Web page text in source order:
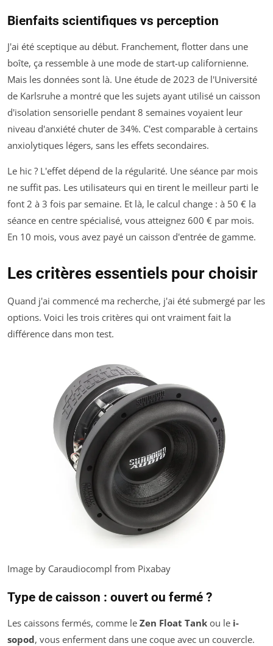
Bienfaits scientifiques vs perception
J'ai été sceptique au début. Franchement, flotter dans une
boîte, ça ressemble à une mode de start-up californienne.
Mais les données sont là. Une étude de 2023 de l'Université
de Karlsruhe a montré que les sujets ayant utilisé un caisson
d'isolation sensorielle pendant 8 semaines voyaient leur
niveau d'anxiété chuter de 34%. C'est comparable à certains
anxiolytiques légers, sans les effets secondaires.
Le hic ? L'effet dépend de la régularité. Une séance par mois
ne suffit pas. Les utilisateurs qui en tirent le meilleur parti le
font 2 à 3 fois par semaine. Et là, le calcul change : à 50 € la
séance en centre spécialisé, vous atteignez 600 € par mois.
En 10 mois, vous avez payé un caisson d'entrée de gamme.
Les critères essentiels pour choisir
Quand j'ai commencé ma recherche, j'ai été submergé par les
options. Voici les trois critères qui ont vraiment fait la
différence dans mon test.
Image by Caraudiocompl from Pixabay
Type de caisson : ouvert ou fermé ?
Les caissons fermés, comme le Zen Float Tank ou le i-
sopod, vous enferment dans une coque avec un couvercle.